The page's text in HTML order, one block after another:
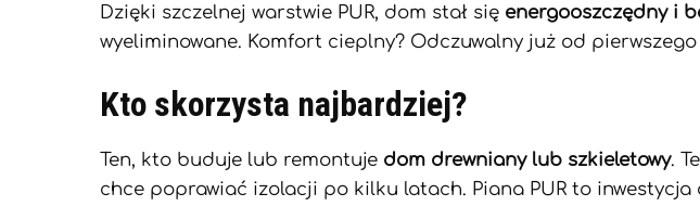
Dzięki szczelnej warstwie PUR, dom stał się energooszczędny i
wyeliminowane. Komfort cieplny? Odczuwalny już od
Kto skorzysta najbardziej?
Ten, kto buduje lub remontuje dom drewniany lub szkieletowy.
chce poprawiać izolacji po kilku latach. Piana PUR to